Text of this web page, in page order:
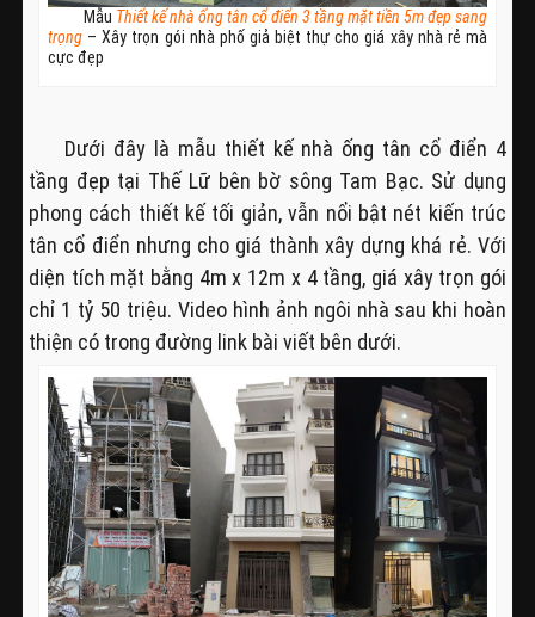
Mẫu Thiết kế nhà ống tân cổ điển 3 tầng mặt tiền 5m đẹp sang
trọng– Xây trọn gói nhà phố giả biệt thự cho giá xây nhà rẻ mà
cực đẹp
Dưới đây là mẫu thiết kế nhà ống tân cổ điển 4
tầng đẹp tại Thế Lữ bên bờ sông Tam Bạc. Sử dụng
phong cách thiết kế tối giản, vẫn nổi bật nét kiến trúc
tân cổ điển nhưng cho giá thành xây dựng khá rẻ. Với
diện tích mặt bằng 4m x 12m x 4 tầng, giá xây trọn gói
chỉ 1 tỷ 50 triệu. Video hình ảnh ngôi nhà sau khi hoàn
thiện có trong đường link bài viết bên dưới.